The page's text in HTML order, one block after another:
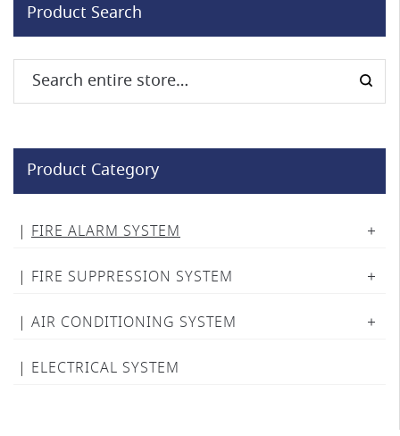
Product Search
Product Category
FIRE ALARM SYSTEM
FIRE SUPPRESSION SYSTEM
AIR CONDITIONING SYSTEM
ELECTRICAL SYSTEM